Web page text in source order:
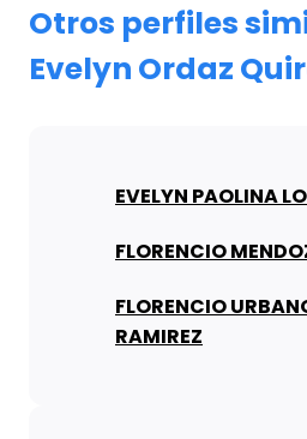
Otros perfiles
Evelyn Ordaz
EVELYN PAOLINA
FLORENCIO
FLORENCIO
RAMIREZ